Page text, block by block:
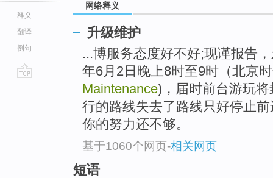
释义
翻译
例句
网络释义
升级维护
...博服务态度好不好;现谨报告
年6月2日晚上8时至9时（北京
Maintenance)，届时前台游玩
行的路线失去了路线只好停止
你的努力还不够。
基于1060个网页-相关网页
短语